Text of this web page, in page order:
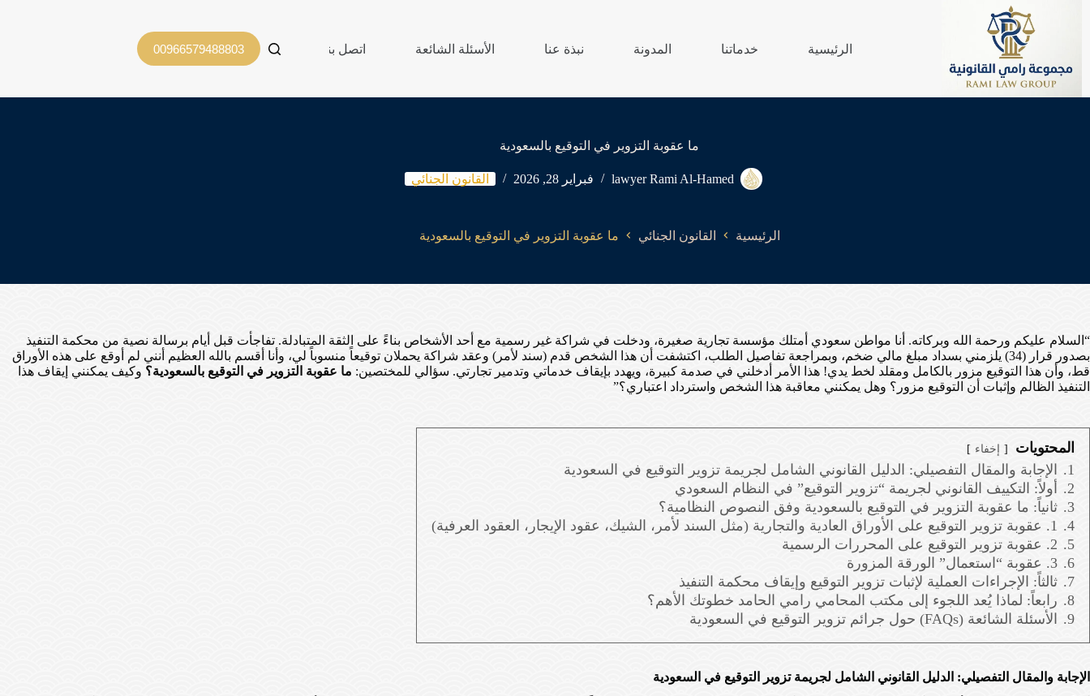
الرئيسية خدماتنا المدونة نبذة عنا الأسئلة الشائعة اتصل بنا 00966579488803
ما عقوبة التزوير في التوقيع بالسعودية
lawyer Rami Al-Hamed فبراير 28, 2026 القانون الجنائي
الرئيسية القانون الجنائي ما عقوبة التزوير في التوقيع بالسعودية
“السلام عليكم ورحمة الله وبركاته. أنا مواطن سعودي أمتلك مؤسسة تجارية صغيرة، ودخلت في شراكة غير رسمية مع أحد الأشخاص بناءً على الثقة المتبادلة. تفاجأت قبل أيام برسالة نصية من محكمة التنفيذ
بصدور قرار (34) يلزمني بسداد مبلغ مالي ضخم، وبمراجعة تفاصيل الطلب، اكتشفت أن هذا الشخص قدم (سند لأمر) وعقد شراكة يحملان توقيعاً منسوباً لي، وأنا أقسم بالله العظيم أنني لم أوقع على هذه الأوراق
قط، وأن هذا التوقيع مزور بالكامل ومقلد لخط يدي! هذا الأمر أدخلني في صدمة كبيرة، ويهدد بإيقاف خدماتي وتدمير تجارتي. سؤالي للمختصين: ما عقوبة التزوير في التوقيع بالسعودية؟ وكيف يمكنني إيقاف هذا
التنفيذ الظالم وإثبات أن التوقيع مزور؟ وهل يمكنني معاقبة هذا الشخص واسترداد اعتباري؟”
المحتويات إخفاء
1.
الإجابة والمقال التفصيلي: الدليل القانوني الشامل لجريمة تزوير التوقيع في السعودية
2.
أولاً: التكييف القانوني لجريمة “تزوير التوقيع” في النظام السعودي
3.
ثانياً: ما عقوبة التزوير في التوقيع بالسعودية وفق النصوص النظامية؟
4.
1. عقوبة تزوير التوقيع على الأوراق العادية والتجارية (مثل السند لأمر، الشيك، عقود الإيجار، العقود العرفية)
5.
2. عقوبة تزوير التوقيع على المحررات الرسمية
6. 3. عقوبة “استعمال” الورقة المزورة
7.
ثالثاً: الإجراءات العملية لإثبات تزوير التوقيع وإيقاف محكمة التنفيذ
8.
رابعاً: لماذا يُعد اللجوء إلى مكتب المحامي رامي الحامد خطوتك الأهم؟
9.
الأسئلة الشائعة (FAQs) حول جرائم تزوير التوقيع في السعودية
الإجابة والمقال التفصيلي: الدليل القانوني الشامل لجريمة تزوير التوقيع في السعودية